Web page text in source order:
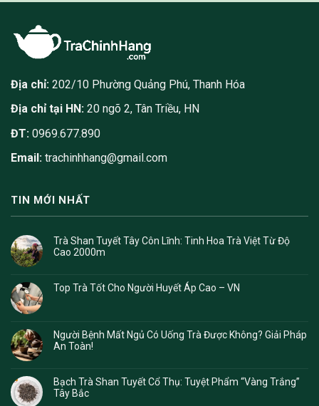
Địa chỉ: 202/10 Phường Quảng Phú, Thanh Hóa
Địa chỉ tại HN: 20 ngõ 2, Tân Triều, HN
ĐT: 0969.677.890
Email: trachinhhang@gmail.com
TIN MỚI NHẤT
Trà Shan Tuyết Tây Côn Lĩnh: Tinh Hoa Trà Việt Từ Độ
Cao 2000m
Top Trà Tốt Cho Người Huyết Áp Cao – VN
Người Bệnh Mất Ngủ Có Uống Trà Được Không? Giải Pháp
An Toàn!
Bạch Trà Shan Tuyết Cổ Thụ: Tuyệt Phẩm “Vàng Trắng”
Tây Bắc